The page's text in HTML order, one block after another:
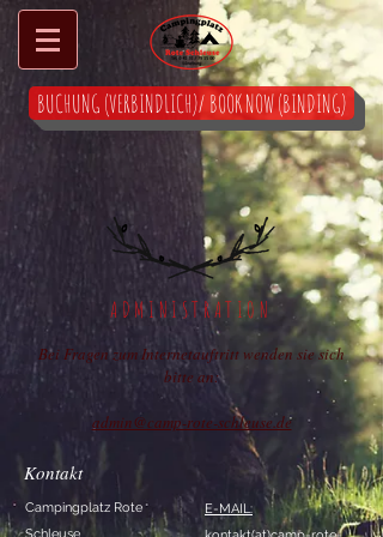
BUCHUNG (VERBINDLICH)/ BOOK NOW (BINDING)
ADMINISTRATION
Bei Fragen zum Internetauftritt wenden sie sich
bitte an:
admin@camp-rote-schleuse.de
Kontakt
Campingplatz Rote
E-MAIL: